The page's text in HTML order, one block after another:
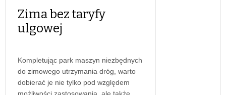
Zima bez taryfy
ulgowej
Kompletując park maszyn niezbędnych
do zimowego utrzymania dróg, warto
dobierać je nie tylko pod względem